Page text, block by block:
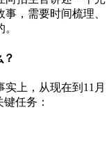
，需要时间梳理、
上，从现在到11月
任务：